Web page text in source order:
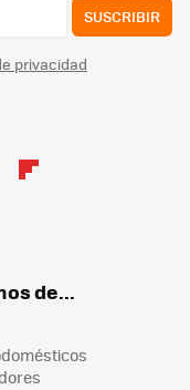
SUSCRIBIR
privacidad
de...